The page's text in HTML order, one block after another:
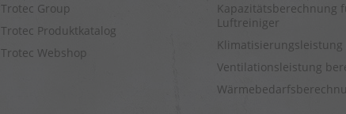
Trotec Group
Trotec Produktkatalog
Trotec Webshop
Kapazitätsberechnung
Luftreiniger
Klimatisierungsleistung
Ventilationsleistung